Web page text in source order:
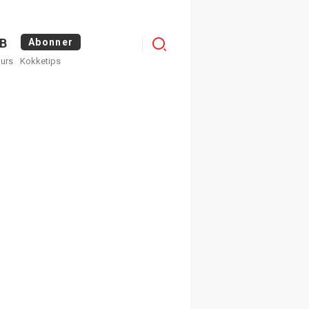
Abonner
Kokketips
Logg